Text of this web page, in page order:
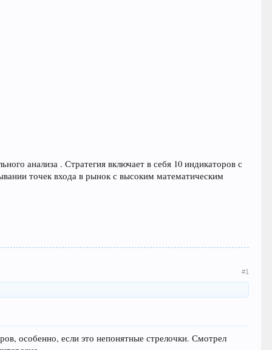
анализа . Стратегия включает в себя 10 индикаторов с
точек входа в рынок с высоким математическим
#1
особенно, если это непонятные стрелочки. Смотрел